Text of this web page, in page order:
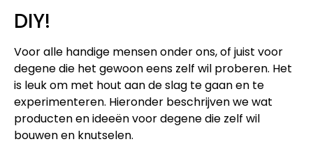
DIY!
Voor alle handige mensen onder ons, of juist voor
degene die het gewoon eens zelf wil proberen. Het
is leuk om met hout aan de slag te gaan en te
experimenteren. Hieronder beschrijven we wat
producten en ideeën voor degene die zelf wil
bouwen en knutselen.